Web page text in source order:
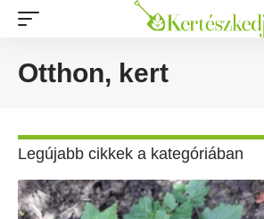
Otthon, kert
Legújabb cikkek a kategóriában